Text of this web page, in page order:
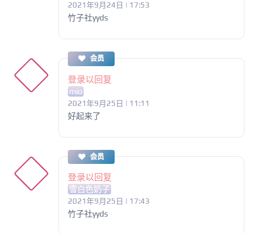
2021年9月24日 | 17:53
竹子社yyds
会员
登录以回复
mio
2021年9月25日 | 11:11
好起来了
会员
登录以回复
雪白色奶子
2021年9月25日 | 17:43
竹子社yyds